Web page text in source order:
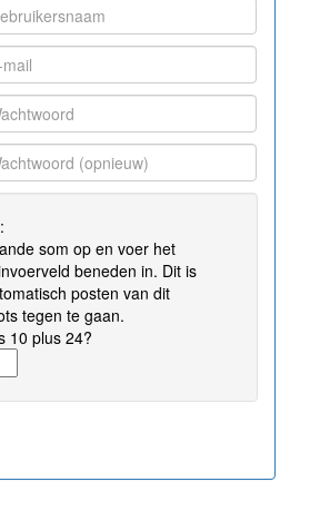
som op en voer het
beneden in. Dit is
posten van dit
tegen te gaan.
10 plus 24?